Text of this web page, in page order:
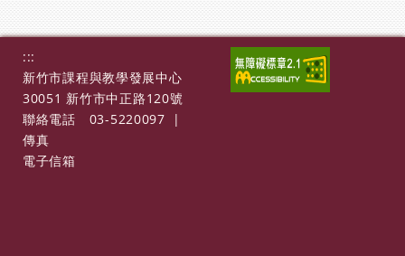
:::
新竹市課程與教學發展中心
30051 新竹市中正路120號
聯絡電話
03-5220097
|
傳真
電子信箱